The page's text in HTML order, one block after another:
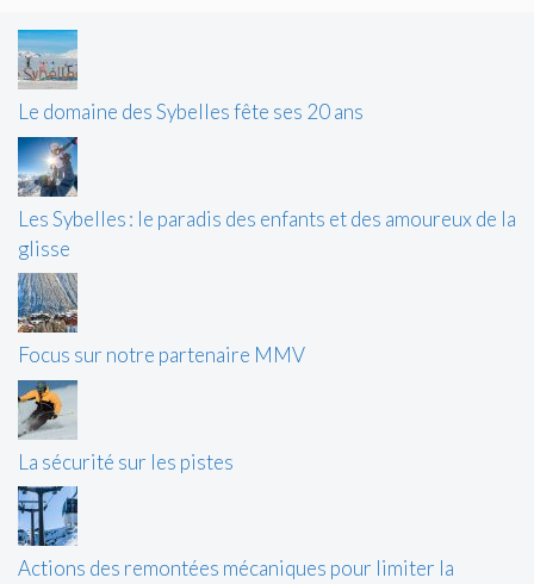
Le domaine des Sybelles fête ses 20 ans
Les Sybelles : le paradis des enfants et des amoureux de la
glisse
Focus sur notre partenaire MMV
La sécurité sur les pistes
Actions des remontées mécaniques pour limiter la